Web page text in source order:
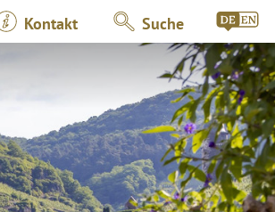
Kontakt Suche